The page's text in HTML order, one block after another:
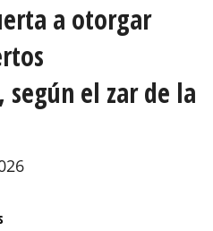
a otorgar
el zar de la